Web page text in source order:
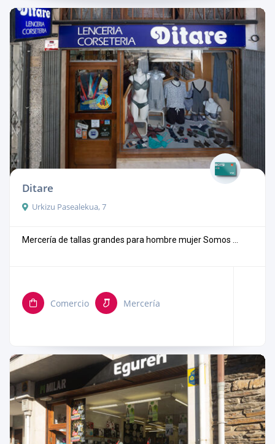
Ditare
Urkizu Pasealekua, 7
Mercería de tallas grandes para hombre mujer Somos ...
Comercio Mercería